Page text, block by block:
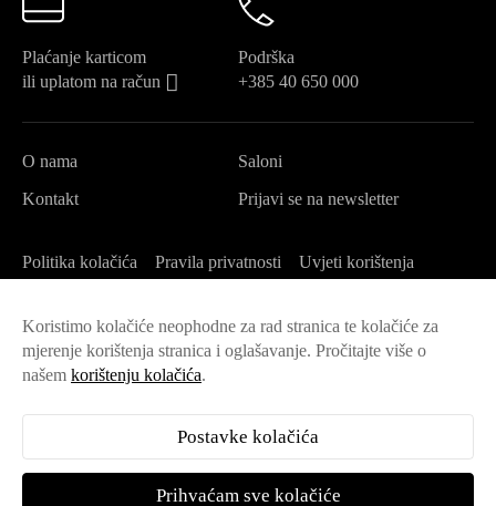
Koristimo kolačiće neophodne za rad stranica te kolačiće za
mjerenje korištenja stranica i oglašavanje. Pročitajte više o
našem korištenju kolačića.
Postavke kolačića
Prihvaćam sve kolačiće
Plaćanje karticom
ili uplatom na račun
Podrška
+385 40 650 000
O nama
Saloni
Kontakt
Prijavi se na newsletter
Politika kolačića Pravila privatnosti
Uvjeti korištenja
Opći uvjeti veleprodaja